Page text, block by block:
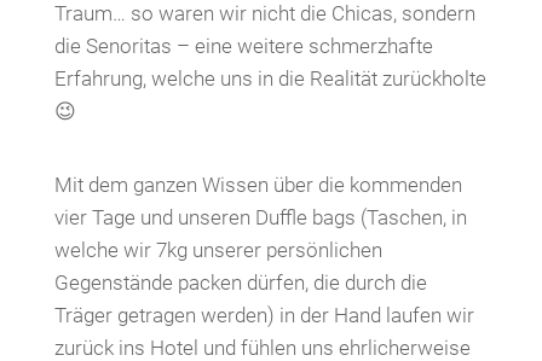
Traum… so waren wir nicht die Chicas, sondern
die Senoritas – eine weitere schmerzhafte
Erfahrung, welche uns in die Realität zurückholte
😉
Mit dem ganzen Wissen über die kommenden
vier Tage und unseren Duffle bags (Taschen, in
welche wir 7kg unserer persönlichen
Gegenstände packen dürfen, die durch die
Träger getragen werden) in der Hand laufen wir
zurück ins Hotel und fühlen uns ehrlicherweise